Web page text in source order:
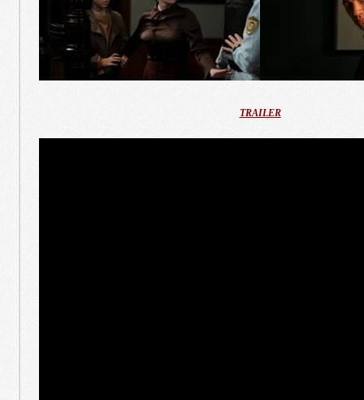
TRAILER